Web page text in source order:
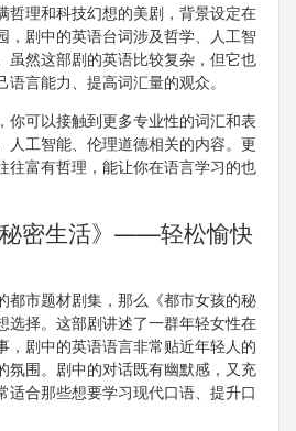
哲理和科技幻想的美剧，背景设定在
，剧中的英语台词涉及哲学、人工智
虽然这部剧的英语比较复杂，但它也
言能力、提高词汇量的观众。
你可以接触到更多专业性的词汇和表
人工智能、伦理道德相关的内容。更
往富有哲理，能让你在语言学习的也
密生活》——轻松愉快
都市题材剧集，那么《都市女孩的秘
选择。这部剧讲述了一群年轻女性在
，剧中的英语语言非常贴近年轻人的
氛围。剧中的对话既有幽默感，又充
适合那些想要学习现代口语、提升口